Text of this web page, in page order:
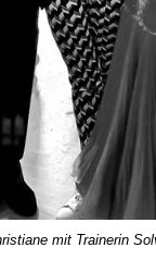
mit Trainerin